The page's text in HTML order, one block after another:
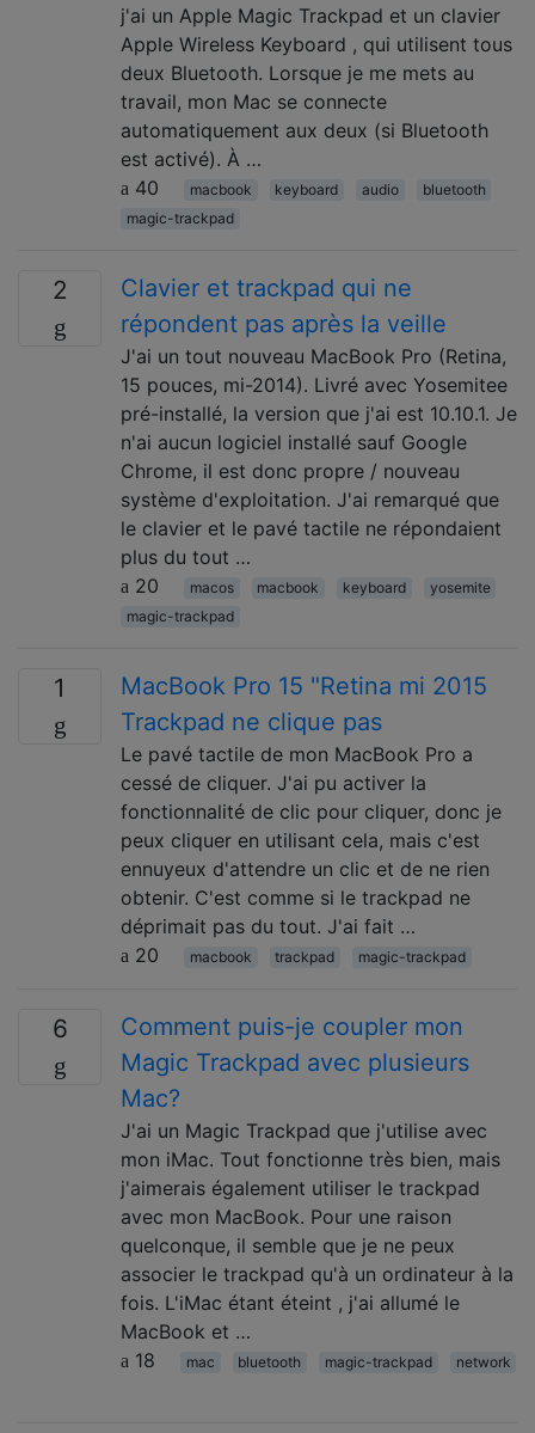
j'ai un Apple Magic Trackpad et un clavier
Apple Wireless Keyboard , qui utilisent tous
deux Bluetooth. Lorsque je me mets au
travail, mon Mac se connecte
automatiquement aux deux (si Bluetooth
est activé). À …
40
macbook keyboard audio
bluetooth
magic-trackpad
2
Clavier et trackpad qui ne
répondent pas après la veille
J'ai un tout nouveau MacBook Pro (Retina,
15 pouces, mi-2014). Livré avec Yosemitee
pré-installé, la version que j'ai est 10.10.1. Je
n'ai aucun logiciel installé sauf Google
Chrome, il est donc propre / nouveau
système d'exploitation. J'ai remarqué que
le clavier et le pavé tactile ne répondaient
plus du tout …
20
macos macbook keyboard
yosemite
magic-trackpad
1
MacBook Pro 15 "Retina mi 2015
Trackpad ne clique pas
Le pavé tactile de mon MacBook Pro a
cessé de cliquer. J'ai pu activer la
fonctionnalité de clic pour cliquer, donc je
peux cliquer en utilisant cela, mais c'est
ennuyeux d'attendre un clic et de ne rien
obtenir. C'est comme si le trackpad ne
déprimait pas du tout. J'ai fait …
20
macbook trackpad magic-trackpad
6
Comment puis-je coupler mon
Magic Trackpad avec plusieurs
Mac?
J'ai un Magic Trackpad que j'utilise avec
mon iMac. Tout fonctionne très bien, mais
j'aimerais également utiliser le trackpad
avec mon MacBook. Pour une raison
quelconque, il semble que je ne peux
associer le trackpad qu'à un ordinateur à la
fois. L'iMac étant éteint , j'ai allumé le
MacBook et …
18
mac bluetooth magic-trackpad network